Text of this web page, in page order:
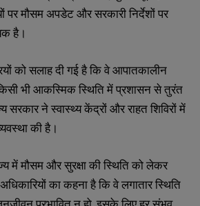
पर मौसम अपडेट और सरकारी निर्देशों पर
है।
को सलाह दी गई है कि वे आपातकालीन
भी आकस्मिक स्थिति में प्रशासन से तुरंत
सरकार ने स्वास्थ्य केंद्रों और राहत शिविरों में
की है।
में मौसम और सुरक्षा की स्थिति को लेकर
अधिकारियों का कहना है कि वे लगातार स्थिति